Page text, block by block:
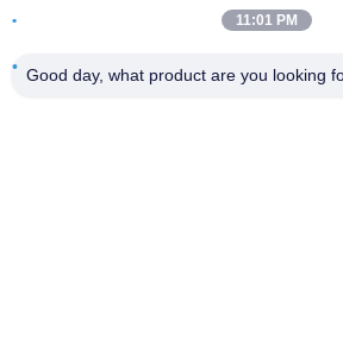
Xingye EastRoad, Shunjiang
11:01 PM
Good day, what product are you looking